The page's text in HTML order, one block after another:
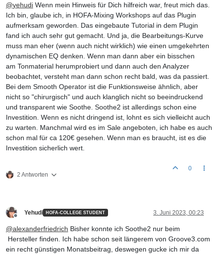
@yehudi Wenn mein Hinweis für Dich hilfreich war, freut mich das.
Ich bin, glaube ich, in HOFA-Mixing Workshops auf das Plugin
aufmerksam geworden. Das eingebaute Tutorial in dem Plugin
fand ich auch sehr gut gemacht. Und ja, die Bearbeitungs-Kurve
muss man eher (wenn auch nicht wirklich) wie einen umgekehrten
dynamischen EQ denken. Wenn man dann aber ein bisschen
am Tonmaterial herumprobiert und dann auch den Analyzer
beobachtet, versteht man dann schon recht bald, was da passiert.
Bei dem Smooth Operator ist die Funktionsweise ähnlich, aber
nicht so "chirurgisch" und auch klanglich nicht so beeindruckend
und transparent wie Soothe. Soothe2 ist allerdings schon eine
Investition. Wenn es nicht dringend ist, lohnt es sich vielleicht auch
zu warten. Manchmal wird es im Sale angeboten, ich habe es auch
schon mal für ca 120€ gesehen. Wenn man es braucht, ist es die
Investition sicherlich wert.
2 Antworten
0
Yehudi HOFA-COLLEGE STUDENT 3. Juni 2023, 00:23
@alexanderfriedrich Bisher konnte ich Soothe2 nur beim
Hersteller finden. Ich habe schon seit längerem von Groove3.com
ein recht günstigen Monatsbeitrag, deswegen gucke ich mir da